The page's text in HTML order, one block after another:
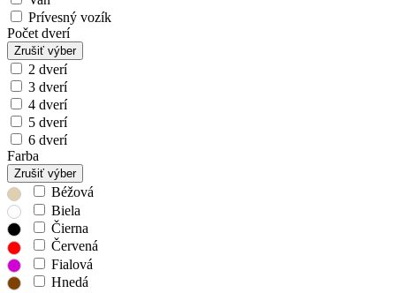
Prívesný vozík
Počet dverí
Zrušiť výber
2 dverí
3 dverí
4 dverí
5 dverí
6 dverí
Farba
Zrušiť výber
Béžová
Biela
Čierna
Červená
Fialová
Hnedá